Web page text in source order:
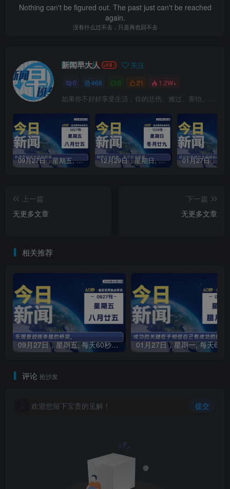
Nothing can't be figured out. The past just can't be reached
again.
没有什么过不去，只是再也回不去
新闻早大人 关注
0 466 0 21 1.2W+
如果你不好好享受生活，你的悲伤、难过、害怕、羞愧和内疚会代替你享受
09月27日，星期五, 每天60秒读懂全世界！ 12月29日，星期日, 每天60秒读懂全世界！
上一篇
无更多文章
下一篇
无更多文章
相关推荐
09月27日，星期五, 每天60秒读懂全世界！
评论 抢沙发
欢迎您留下宝贵的见解！ 提交